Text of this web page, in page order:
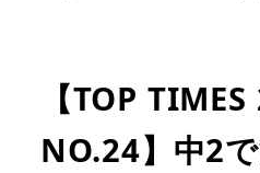
【TOP
NO.24】中2